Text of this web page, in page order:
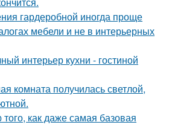
гардеробной иногда проще
мебели и не в интерьерных
интерьер кухни - гостиной
комната получилась светлой,
как даже самая базовая